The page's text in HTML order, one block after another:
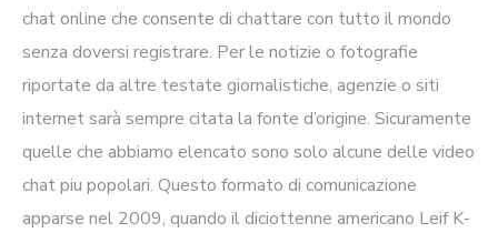
chat online che consente di chattare con tutto il mondo
senza doversi registrare. Per le notizie o fotografie
riportate da altre testate giornalistiche, agenzie o siti
internet sarà sempre citata la fonte d’origine. Sicuramente
quelle che abbiamo elencato sono solo alcune delle video
chat piu popolari. Questo formato di comunicazione
apparse nel 2009, quando il diciottenne americano Leif K-